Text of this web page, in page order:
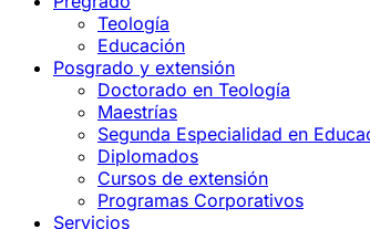
Teología
Educación
Posgrado y extensión
Doctorado en Teología
Maestrías
Segunda Especialidad en
Diplomados
Cursos de extensión
Programas Corporativos
Servicios